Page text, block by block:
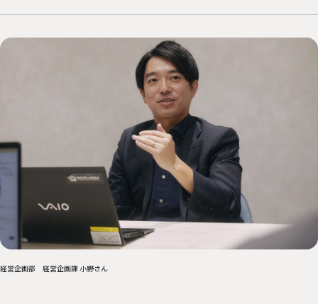
経営企画部 経営企画課 小野さん